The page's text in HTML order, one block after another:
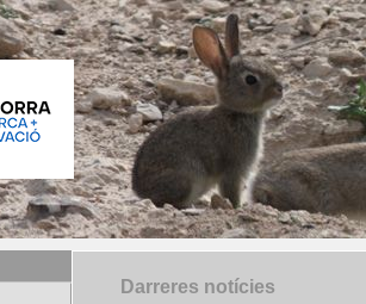
Darreres notícies